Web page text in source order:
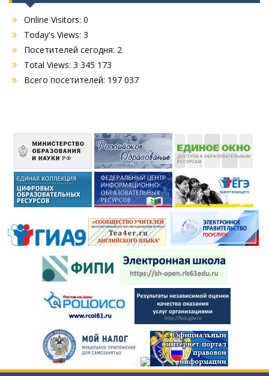
Online Visitors: 0
Today's Views: 3
Посетителей сегодня: 2
Total Views: 3 345 173
Всего посетителей: 197 037